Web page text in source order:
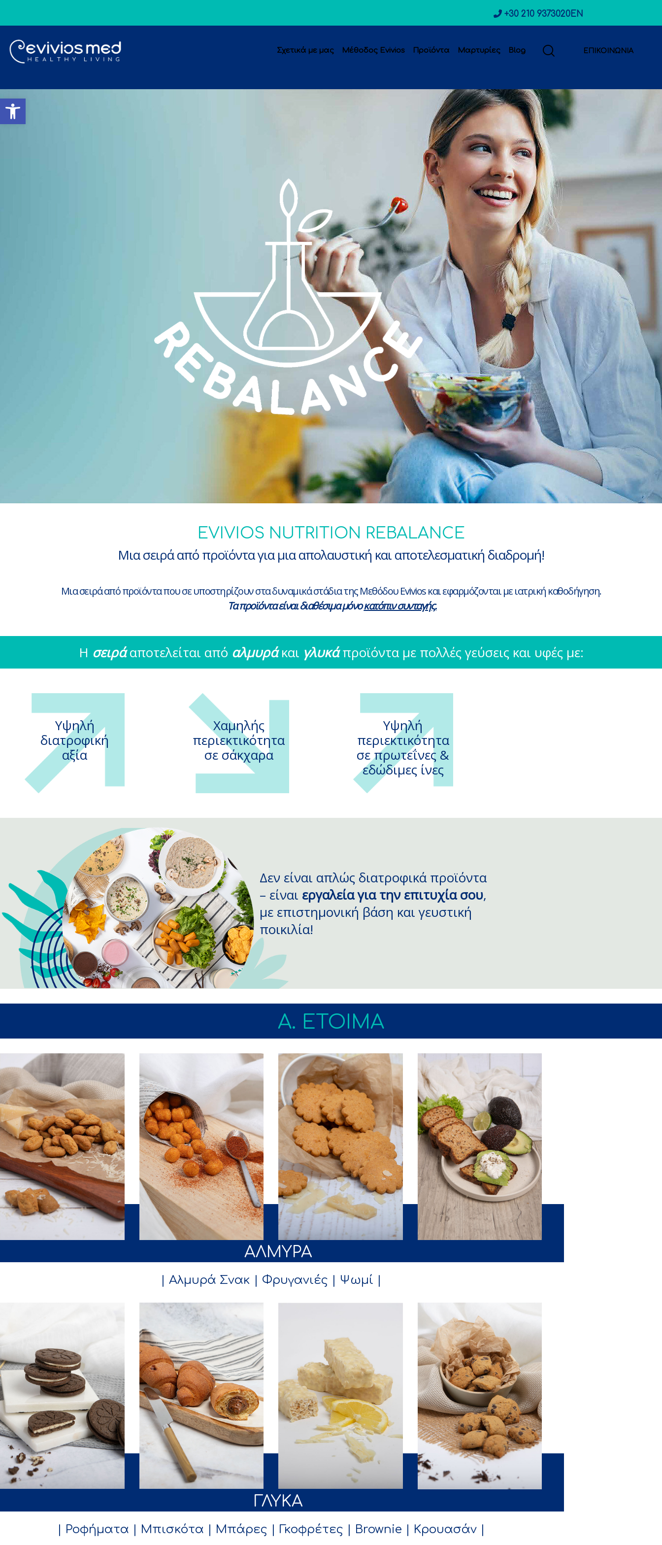
Ανοίξτε τη γραμμή εργαλείων
+30 210 9373020EN
Σχετικά με μας Μέθοδος Evivios Προϊόντα Μαρτυρίες Blog ΕΠΙΚΟΙΝΩΝΙΑ
ΕVIVIOS NUTRITION REBALANCE
Μια σειρά από προϊόντα για μια απολαυστική και αποτελεσματική διαδρομή!
Μια σειρά από προϊόντα που σε υποστηρίζουν στα δυναμικά στάδια της Mεθόδου Evivios και εφαρμόζονται με ιατρική καθοδήγηση.
Τα προϊόντα είναι διαθέσιμα μόνοκατόπιν συνταγής.
Η σειράαποτελείται από αλμυράκαι γλυκάπροϊόντα με πολλές γεύσεις και υφές με:
Υψηλή
διατροφική
αξία
Χαμηλής
περιεκτικότητα
σε σάκχαρα
Υψηλή
περιεκτικότητα
σε πρωτεΐνες &
εδώδιμες ίνες
Δεν είναι απλώς διατροφικά προϊόντα
– είναι εργαλεία για την επιτυχία σου,
με επιστημονική βάση και γευστική
ποικιλία!
A. ΕΤΟΙΜΑ
AΛΜΥΡΑ
| Αλμυρά Σνακ | Φρυγανιές | Ψωμί |
ΓΛΥΚΑ
| Ροφήματα | Μπισκότα | Μπάρες | Γκοφρέτες | Brownie | Κρουασάν |